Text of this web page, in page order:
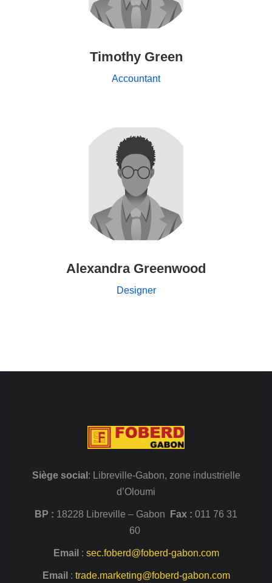
Timothy Green
Accountant
Alexandra Greenwood
Designer
Siège social : Libreville-Gabon, zone industrielle
d’Oloumi
BP : 18228 Libreville – Gabon Fax : 011 76 31
60
Email : sec.foberd@foberd-gabon.com
Email : trade.marketing@foberd-gabon.com